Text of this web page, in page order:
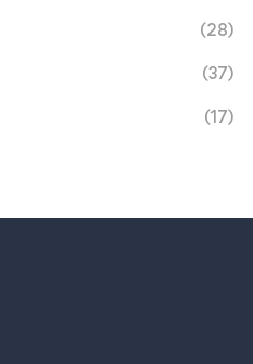
(28)
(37)
(17)